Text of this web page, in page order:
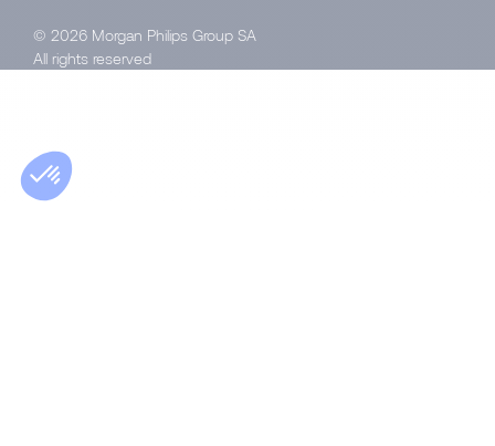
© 2026 Morgan Philips Group SA
All rights reserved